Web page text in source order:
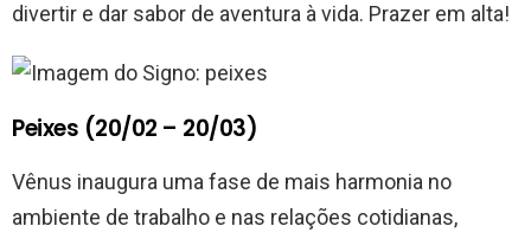
divertir e dar sabor de aventura à vida. Prazer em alta!
Peixes (20/02 – 20/03)
Vênus inaugura uma fase de mais harmonia no
ambiente de trabalho e nas relações cotidianas,